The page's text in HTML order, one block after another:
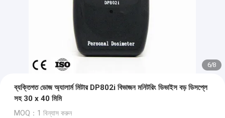
7/8
ব্যক্তিগত ডোজ অ্যালার্ম মিটার DP802i বিভাজন মনিটরিং ডিভাইস বড় ডিসপ্লে
সহ 30 x 40 মিমি
MOQ：1 বিন্যাস করুন